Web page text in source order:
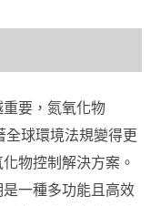
要，氮氧化物
球環境法規變得更
物控制解決方案。
一種多功能且高效